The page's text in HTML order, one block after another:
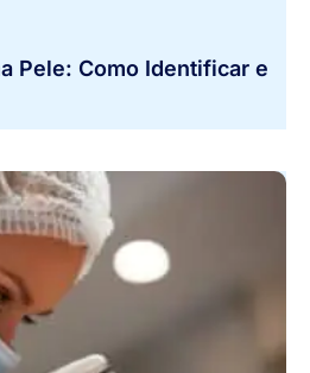
Pele: Como Identificar e